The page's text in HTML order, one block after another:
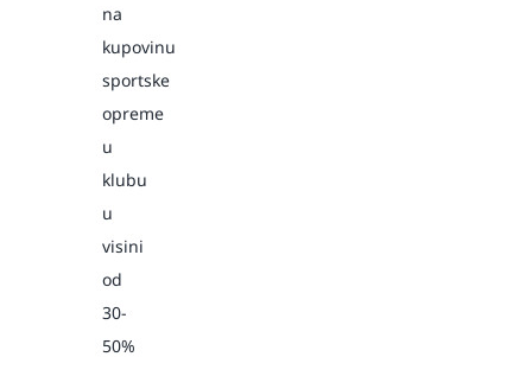
na
kupovinu
sportske
opreme
u
klubu
u
visini
od
30-
50%